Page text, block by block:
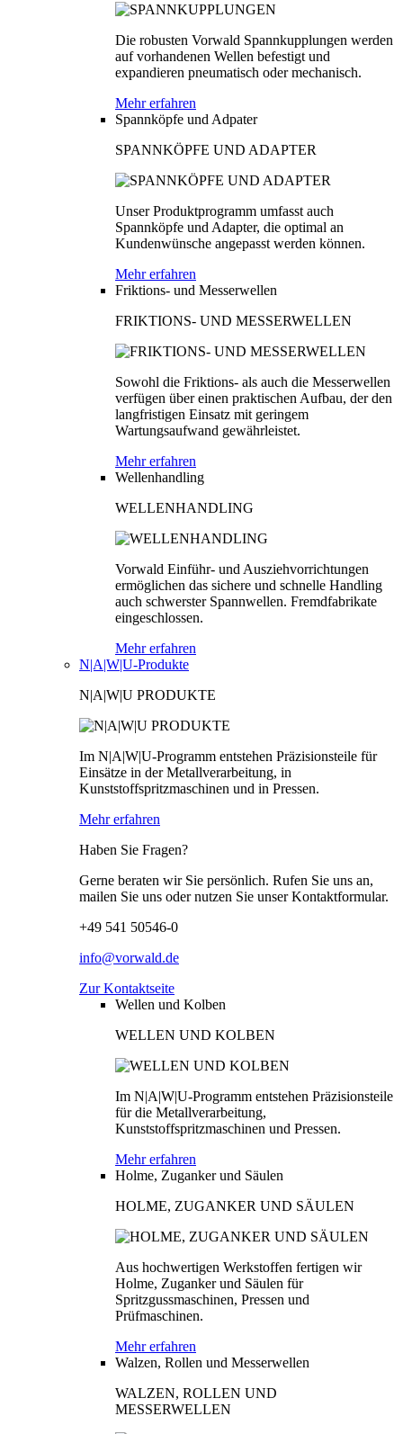
Die robusten Vorwald Spannkupplungen werden
auf vorhandenen Wellen befestigt und
expandieren pneumatisch oder mechanisch.
Mehr erfahren
Spannköpfe und Adpater
SPANNKÖPFE UND ADAPTER
Unser Produktprogramm umfasst auch
Spannköpfe und Adapter, die optimal an
Kundenwünsche angepasst werden können.
Mehr erfahren
Friktions- und Messerwellen
FRIKTIONS- UND MESSERWELLEN
Sowohl die Friktions- als auch die Messerwellen
verfügen über einen praktischen Aufbau, der den
langfristigen Einsatz mit geringem
Wartungsaufwand gewährleistet.
Mehr erfahren
Wellenhandling
WELLENHANDLING
Vorwald Einführ- und Ausziehvorrichtungen
ermöglichen das sichere und schnelle Handling
auch schwerster Spannwellen. Fremdfabrikate
eingeschlossen.
Mehr erfahren
N|A|W|U-Produkte
N|A|W|U PRODUKTE
Im N|A|W|U-Programm entstehen Präzisionsteile für
Einsätze in der Metallverarbeitung, in
Kunststoffspritzmaschinen und in Pressen.
Mehr erfahren
Haben Sie Fragen?
Gerne beraten wir Sie persönlich. Rufen Sie uns an,
mailen Sie uns oder nutzen Sie unser Kontaktformular.
+49 541 50546-0
info@vorwald.de
Zur Kontaktseite
Wellen und Kolben
WELLEN UND KOLBEN
Im N|A|W|U-Programm entstehen Präzisionsteile
für die Metallverarbeitung,
Kunststoffspritzmaschinen und Pressen.
Mehr erfahren
Holme, Zuganker und Säulen
HOLME, ZUGANKER UND SÄULEN
Aus hochwertigen Werkstoffen fertigen wir
Holme, Zuganker und Säulen für
Spritzgussmaschinen, Pressen und
Prüfmaschinen.
Mehr erfahren
Walzen, Rollen und Messerwellen
WALZEN, ROLLEN UND
MESSERWELLEN